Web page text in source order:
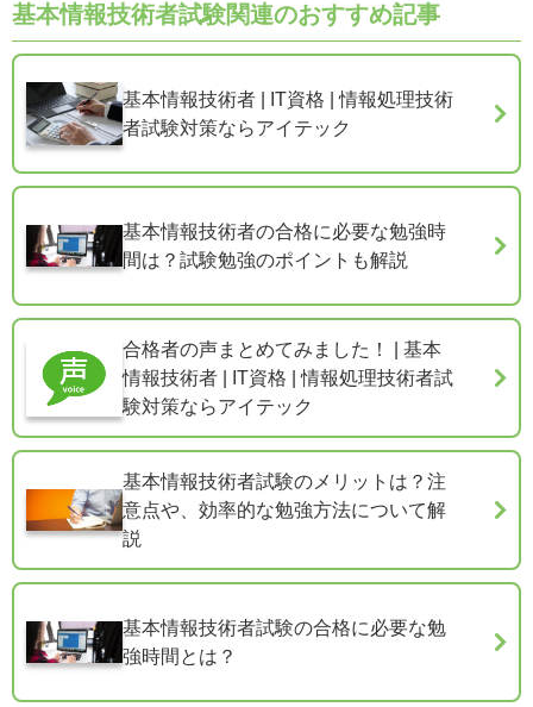
基本情報技術者試験関連のおすすめ記事
基本情報技術者 | IT資格 | 情報処理技術
者試験対策ならアイテック
基本情報技術者の合格に必要な勉強時
間は？試験勉強のポイントも解説
合格者の声まとめてみました！ | 基本
情報技術者 | IT資格 | 情報処理技術者試
験対策ならアイテック
基本情報技術者試験のメリットは？注
意点や、効率的な勉強方法について解
説
基本情報技術者試験の合格に必要な勉
強時間とは？